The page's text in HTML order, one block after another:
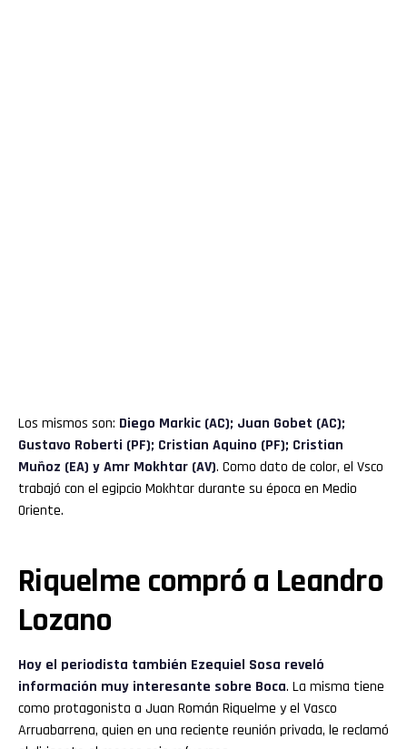
Los mismos son: Diego Markic (AC); Juan Gobet (AC);
Gustavo Roberti (PF); Cristian Aquino (PF); Cristian
Muñoz (EA) y Amr Mokhtar (AV). Como dato de color, el Vsco
trabajó con el egipcio Mokhtar durante su época en Medio
Oriente.
Riquelme compró a Leandro
Lozano
Hoy el periodista también Ezequiel Sosa reveló
información muy interesante sobre Boca. La misma tiene
como protagonista a Juan Román Riquelme y el Vasco
Arruabarrena, quien en una reciente reunión privada, le reclamó